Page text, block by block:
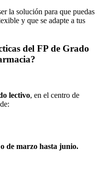
la solución para que puedas
y que se adapte a tus
del FP de Grado
lectivo, en el centro de
de marzo hasta junio.